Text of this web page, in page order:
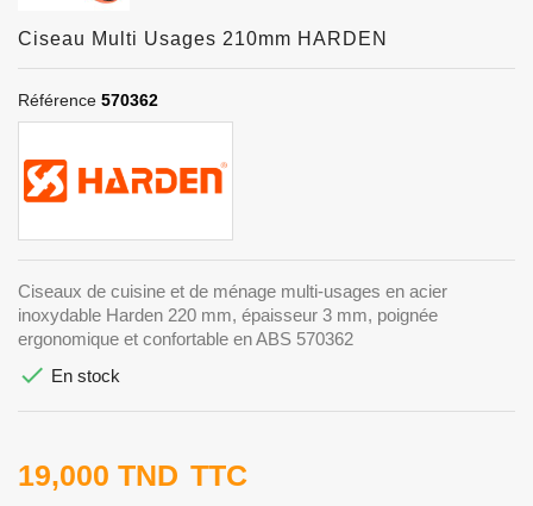
Ciseau Multi Usages 210mm HARDEN
Référence 570362
Ciseaux de cuisine et de ménage multi-usages en acier
inoxydable Harden 220 mm, épaisseur 3 mm, poignée
ergonomique et confortable en ABS 570362
 En stock
19,000 TND TTC